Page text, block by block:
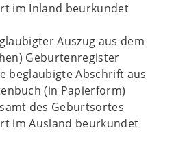
im Inland beurkundet
Auszug aus dem
Geburtenregister
beglaubigte Abschrift aus
(in Papierform)
des Geburtsortes
im Ausland beurkundet